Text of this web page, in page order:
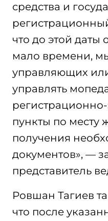
средства и
что до этой даты
мало времени,
управляющих
управлять
пункты по месту
получения
документов», —
представитель
Ровшан Тагиев
что после